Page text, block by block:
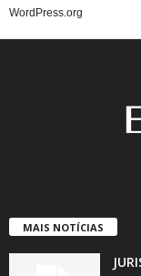
WordPress.org
MAIS NOTÍCIAS